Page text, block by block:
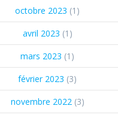
octobre 2023 (1)
avril 2023 (1)
mars 2023 (1)
février 2023 (3)
novembre 2022(3)